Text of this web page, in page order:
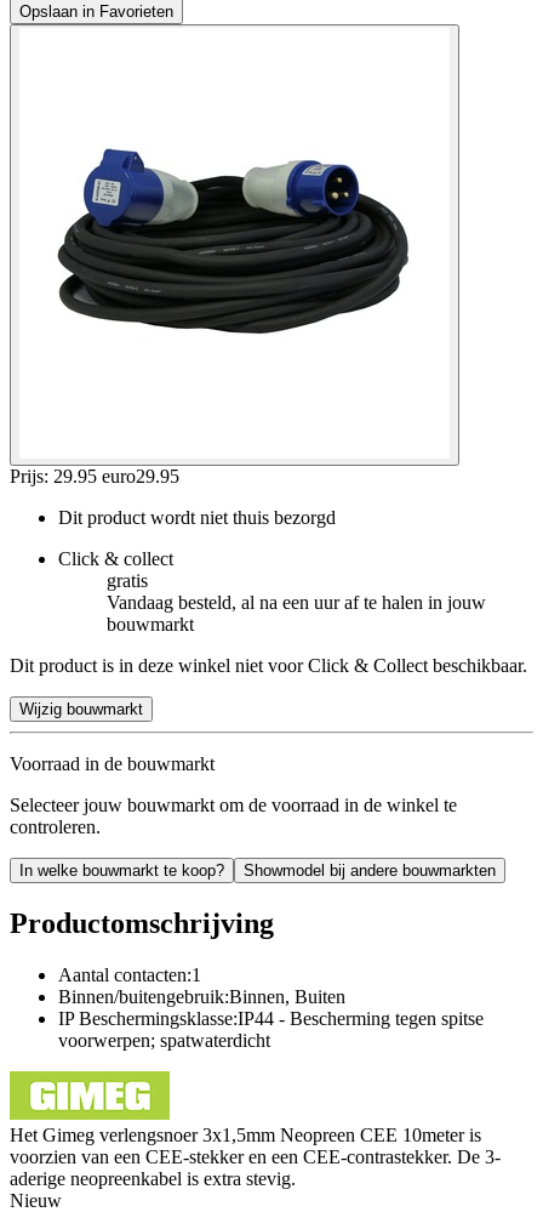
Opslaan in Favorieten
Prijs: 29.95 euro29.95
Dit product wordt niet thuis bezorgd
Click & collect
gratis
Vandaag besteld, al na een uur af te halen in jouw
bouwmarkt
Dit product is in deze winkel niet voor Click & Collect beschikbaar.
Wijzig bouwmarkt
Voorraad in de bouwmarkt
Selecteer jouw bouwmarkt om de voorraad in de winkel te
controleren.
In welke bouwmarkt te koop? Showmodel bij andere bouwmarkten
Productomschrijving
Aantal contacten:1
Binnen/buitengebruik:Binnen, Buiten
IP Beschermingsklasse:IP44 - Bescherming tegen spitse
voorwerpen; spatwaterdicht
Het Gimeg verlengsnoer 3x1,5mm Neopreen CEE 10meter is
voorzien van een CEE-stekker en een CEE-contrastekker. De 3-
aderige neopreenkabel is extra stevig.
Nieuw